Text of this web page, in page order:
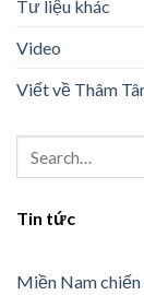
Tư liệu khác
Video
Viết về Thâm
Tin tức
Miền Nam